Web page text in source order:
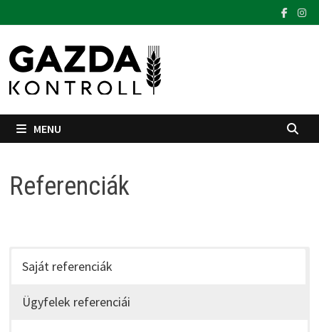
to
content
MENU
Referenciák
Saját referenciák
Ügyfelek referenciái